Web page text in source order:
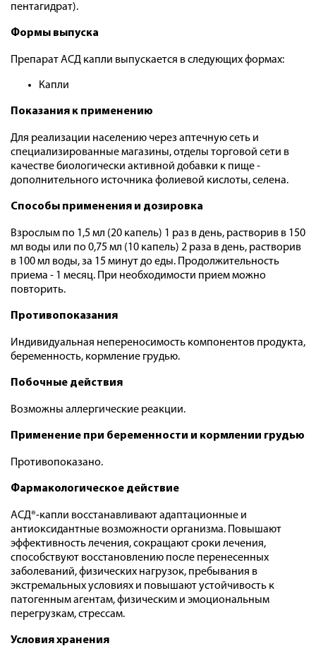
пентагидрат).
Формы выпуска
Препарат АСД капли выпускается в следующих формах:
Капли
Показания к применению
Для реализации населению через аптечную сеть и
специализированные магазины, отделы торговой сети в
качестве биологически активной добавки к пище -
дополнительного источника фолиевой кислоты, селена.
Способы применения и дозировка
Взрослым по 1,5 мл (20 капель) 1 раз в день, растворив в 150
мл воды или по 0,75 мл (10 капель) 2 раза в день, растворив
в 100 мл воды, за 15 минут до еды. Продолжительность
приема - 1 месяц. При необходимости прием можно
повторить.
Противопоказания
Индивидуальная непереносимость компонентов продукта,
беременность, кормление грудью.
Побочные действия
Возможны аллергические реакции.
Применение при беременности и кормлении грудью
Противопоказано.
Фармакологическое действие
АСД®-капли восстанавливают адаптационные и
антиоксидантные возможности организма. Повышают
эффективность лечения, сокращают сроки лечения,
способствуют восстановлению после перенесенных
заболеваний, физических нагрузок, пребывания в
экстремальных условиях и повышают устойчивость к
патогенным агентам, физическим и эмоциональным
перегрузкам, стрессам.
Условия хранения